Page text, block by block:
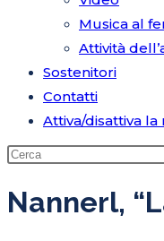
Musica al
Attività
Sostenitori
Contatti
Attiva/disattiva
Nannerl,